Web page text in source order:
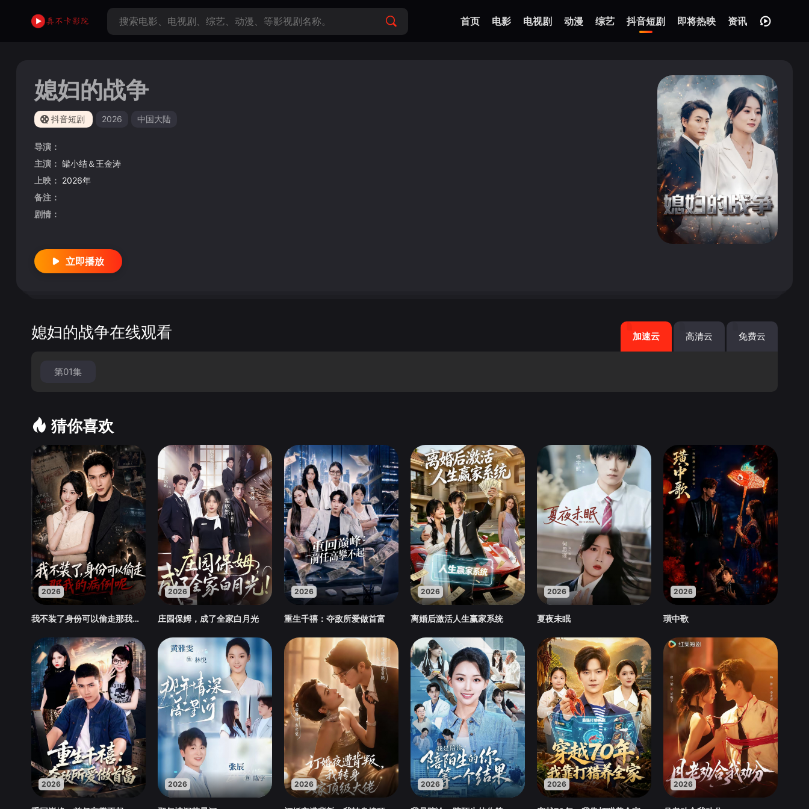
首页 电影 电视剧 动漫 综艺 抖音短剧 即将热映 资讯
媳妇的战争
抖音短剧 2026 中国大陆
导演：
主演： 罐小结＆王金涛
上映： 2026年
备注：
剧情：
立即播放
媳妇的战争在线观看 加速云 高清云 免费云
第01集
猜你喜欢
2026
我不装了身份可以偷走那我的病例呢
2026
庄园保姆，成了全家白月光
2026
重生千禧：夺敌所爱做首富
2026
离婚后激活人生赢家系统
2026
夏夜未眠
2026
璜中歌
2026 2026 2026 2026 2026 2026